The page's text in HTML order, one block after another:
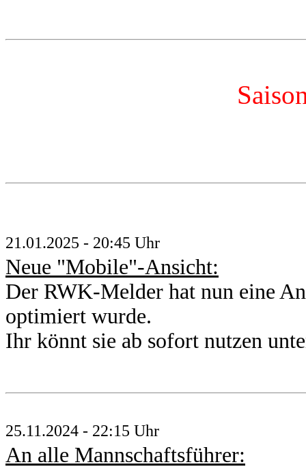
21.01.2025 - 20:45 Uhr
Neue "Mobile"-Ansicht:
Der RWK-Melder hat nun eine
optimiert wurde.
Ihr könnt sie ab sofort nutzen
25.11.2024 - 22:15 Uhr
An alle Mannschaftsführer: